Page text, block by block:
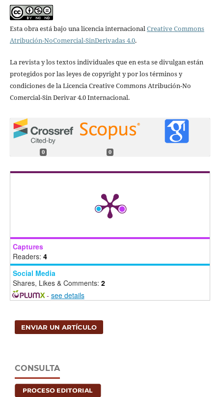
Esta obra está bajo una licencia internacional Creative Commons
Atribución-NoComercial-SinDerivadas 4.0.
La revista y los textos individuales que en esta se divulgan están
protegidos por las leyes de copyright y por los términos y
condiciones de la Licencia Creative Commons Atribución-No
Comercial-Sin Derivar 4.0 Internacional.
0 0
Captures
Readers: 4
Social Media
Shares, Likes & Comments: 2
- see details
ENVIAR UN ARTÍCULO
CONSULTA